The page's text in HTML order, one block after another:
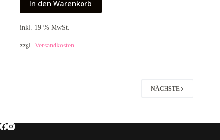
In den Warenkorb
inkl. 19 % MwSt.
zzgl. Versandkosten
NÄCHSTE